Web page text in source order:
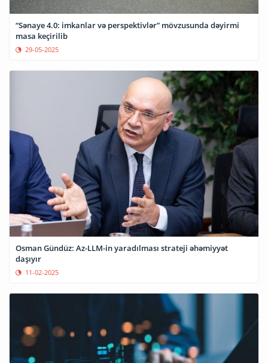
“Sənaye 4.0: imkanlar və perspektivlər” mövzusunda dəyirmi
masa keçirilib
29-05-2025
Osman Gündüz: Az-LLM-in yaradılması strateji əhəmiyyət
daşıyır
11-02-2025